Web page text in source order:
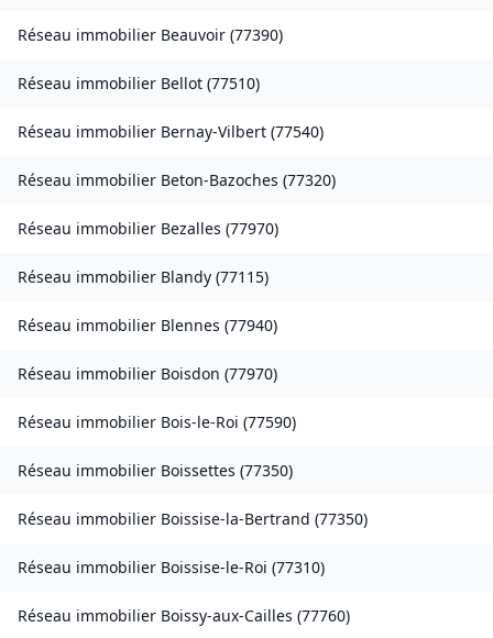
Réseau immobilier Beauvoir (77390)
Réseau immobilier Bellot (77510)
Réseau immobilier Bernay-Vilbert (77540)
Réseau immobilier Beton-Bazoches (77320)
Réseau immobilier Bezalles (77970)
Réseau immobilier Blandy (77115)
Réseau immobilier Blennes (77940)
Réseau immobilier Boisdon (77970)
Réseau immobilier Bois-le-Roi (77590)
Réseau immobilier Boissettes (77350)
Réseau immobilier Boissise-la-Bertrand (77350)
Réseau immobilier Boissise-le-Roi (77310)
Réseau immobilier Boissy-aux-Cailles (77760)